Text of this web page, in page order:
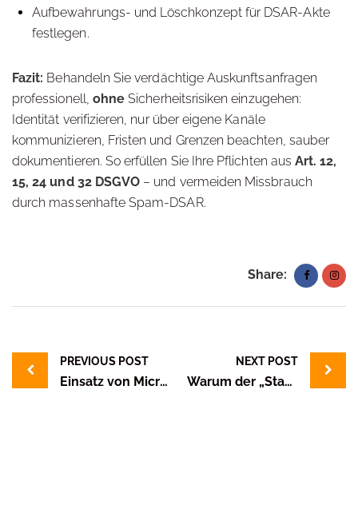
Aufbewahrungs- und Löschkonzept für DSAR-Akte
festlegen.
Fazit: Behandeln Sie verdächtige Auskunftsanfragen
professionell, ohne Sicherheitsrisiken einzugehen:
Identität verifizieren, nur über eigene Kanäle
kommunizieren, Fristen und Grenzen beachten, sauber
dokumentieren. So erfüllen Sie Ihre Pflichten aus Art. 12,
15, 24 und 32 DSGVO – und vermeiden Missbrauch
durch massenhafte Spam-DSAR.
Share:
navigation
PREVIOUS POST
Einsatz von Microsoft Copilot und der EU AI Act – Datenschutz für Unternehmen
NEXT POST
Warum der „Stand der Technik“ bei Datenschutz und Informationssicherheit unverzichtbar ist